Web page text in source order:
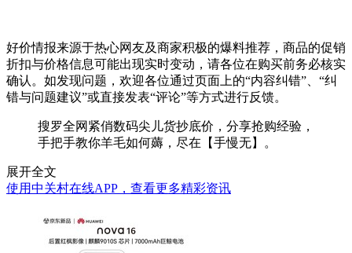
好价情报来源于热心网友及商家积极的爆料推荐，商品的促销
折扣与价格信息可能出现实时变动，请各位在购买前务必核实
确认。如发现问题，欢迎各位通过页面上的“内容纠错”、“纠
错与问题建议”或直接发表“评论”等方式进行反馈。
搜罗全网紧俏数码尖儿货抄底价，分享抢购经验，
手把手教你羊毛如何薅，尽在【手慢无】。
展开全文
使用中关村在线APP，查看更多精彩资讯